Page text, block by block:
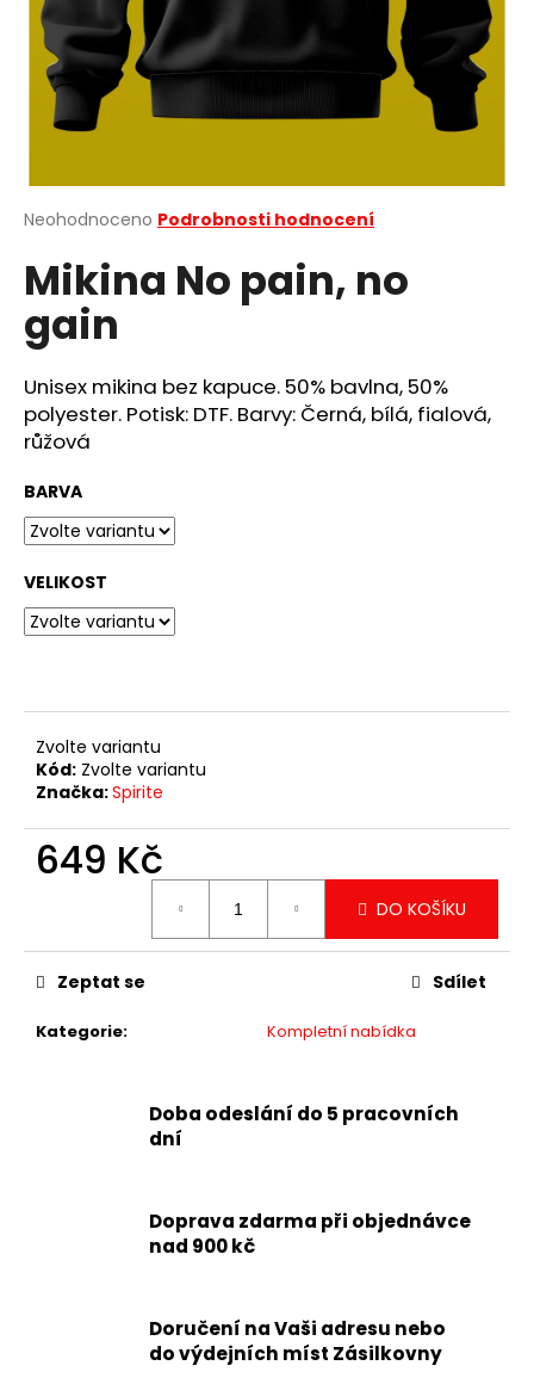
Průměrné
produktu
je
z
5
hvězdiček.
Neohodnoceno Podrobnosti hodnocení
Mikina No pain, no
gain
Unisex mikina bez kapuce. 50% bavlna, 50%
polyester. Potisk: DTF. Barvy: Černá, bílá, fialová,
růžová
BARVA
VELIKOST
Zvolte variantu
Kód: Zvolte variantu
Značka:Spirite
649 Kč
DO KOŠÍKU
Kategorie: Kompletní nabídka
Zeptat se Sdílet
Doba odeslání do 5 pracovních
dní
Doprava zdarma při objednávce
nad 900 kč
Doručení na Vaši adresu nebo
do výdejních míst Zásilkovny
a
HLEDAT
D
o
p
o
r
u
č
j
e
m
TRIKO
MÉĎA
Kč